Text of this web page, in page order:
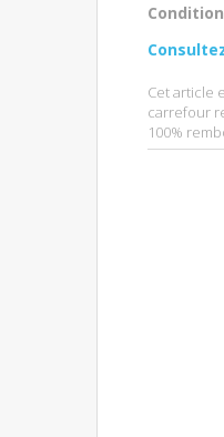
Cet article
carrefour
100%